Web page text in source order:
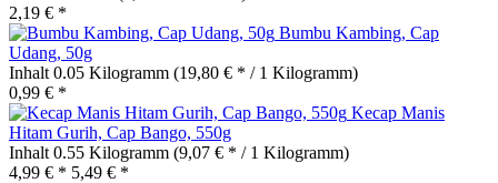
2,19 € *
Bumbu Kambing, Cap
Udang, 50g
Inhalt 0.05 Kilogramm (19,80 € * / 1 Kilogramm)
0,99 € *
Kecap Manis
Hitam Gurih, Cap Bango, 550g
Inhalt 0.55 Kilogramm (9,07 € * / 1 Kilogramm)
4,99 € * 5,49 € *